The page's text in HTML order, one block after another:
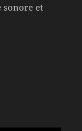
sonore et